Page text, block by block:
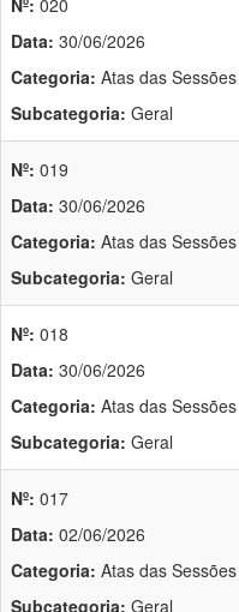
Nº: 020
Data: 30/06/2026
Categoria: Atas das Sessões
Subcategoria: Geral
Nº: 019
Data: 30/06/2026
Categoria: Atas das Sessões
Subcategoria: Geral
Nº: 018
Data: 30/06/2026
Categoria: Atas das Sessões
Subcategoria: Geral
Nº: 017
Data: 02/06/2026
Categoria: Atas das Sessões
Subcategoria: Geral